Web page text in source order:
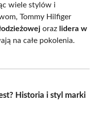
wiele stylów i
Tommy Hilfiger
oraz lidera w
na całe pokolenia.
Historia i styl marki